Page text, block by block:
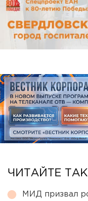
ЧИТАЙТЕ
МИД призвал